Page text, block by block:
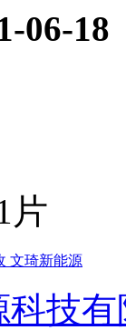
06-18
片
文琦新能源
技